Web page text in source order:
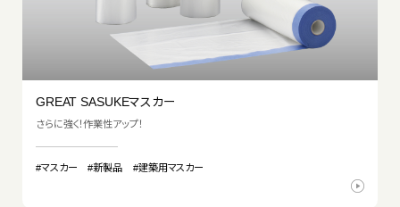
GREAT SASUKEマスカー
さらに強く！作業性アップ！
#マスカー #新製品 #建築用マスカー